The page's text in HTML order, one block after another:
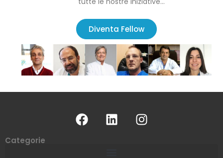
Diventa Fellow
Categorie